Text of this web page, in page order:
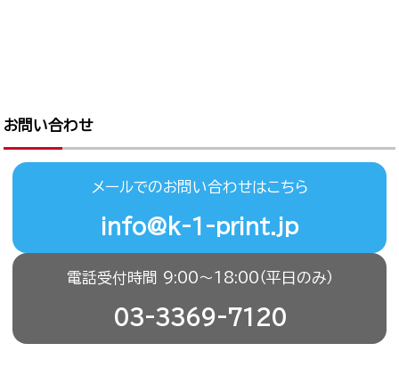
お問い合わせ
メールでのお問い合わせはこちら
info@k-1-print.jp
電話受付時間 9:00〜18:00（平日のみ）
03-3369-7120